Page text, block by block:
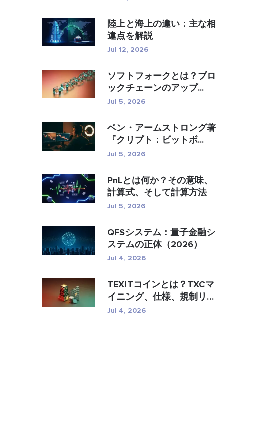
陸上と海上の違い：主な相
違点を解説
Jul 12, 2026
ソフトフォークとは？ブロ
ックチェーンのアップ...
Jul 5, 2026
ベン・アームストロング著
『クリプト：ビットボ...
Jul 5, 2026
PnLとは何か？その意味、
計算式、そして計算方法
Jul 5, 2026
QFSシステム：量子金融シ
ステムの正体（2026）
Jul 4, 2026
TEXITコインとは？TXCマ
イニング、仕様、規制リス
�...
Jul 4, 2026